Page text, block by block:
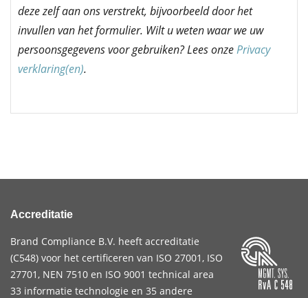
deze zelf aan ons verstrekt, bijvoorbeeld door het
invullen van het formulier. Wilt u weten waar we uw
persoonsgegevens voor gebruiken? Lees onzePrivacy
verklaring(en).
Accreditatie
Brand Compliance B.V. heeft accreditatie
(C548) voor het certificeren van ISO 27001 , ISO
27701 , NEN 7510 en ISO 9001 technical area
33 informatie technologie en 35 andere